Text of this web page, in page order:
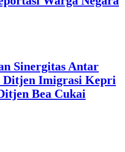
Sinergitas Antar
Ditjen Imigrasi Kepri
Bea Cukai